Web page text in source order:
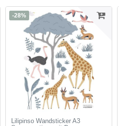
-28%
Lilipinso Wandsticker A3